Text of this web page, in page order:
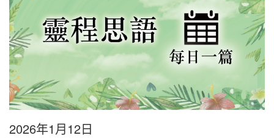
2026年1月12日